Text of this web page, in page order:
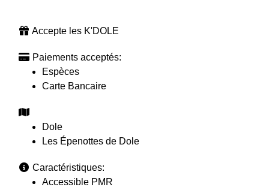
Accepte les K'DOLE
Paiements acceptés:
Espèces
Carte Bancaire
Dole
Les Épenottes de Dole
Caractéristiques:
Accessible PMR